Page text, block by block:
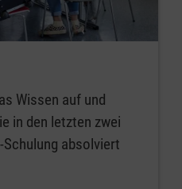
Wissen auf und
in den letzten zwei
absolviert